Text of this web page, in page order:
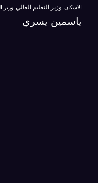
الاسكان وزير التعليم العالي وزير
ياسمين يسري